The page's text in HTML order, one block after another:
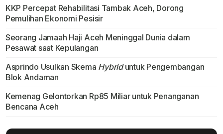
KKP Percepat Rehabilitasi Tambak Aceh, Dorong
Pemulihan Ekonomi Pesisir
Seorang Jamaah Haji Aceh Meninggal Dunia dalam
Pesawat saat Kepulangan
Asprindo Usulkan Skema Hybriduntuk Pengembangan
Blok Andaman
Kemenag Gelontorkan Rp85 Miliar untuk Penanganan
Bencana Aceh